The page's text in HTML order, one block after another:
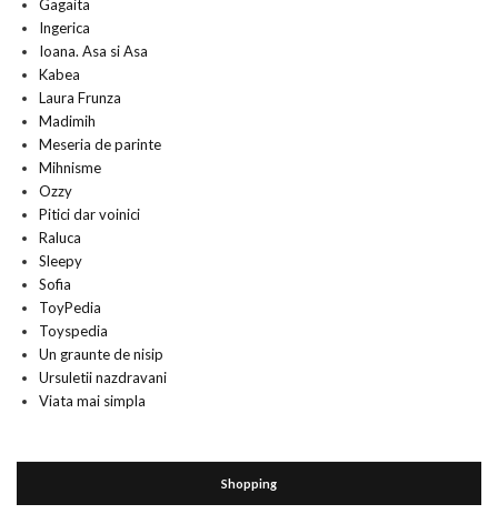
Gagaita
Ingerica
Ioana. Asa si Asa
Kabea
Laura Frunza
Madimih
Meseria de parinte
Mihnisme
Ozzy
Pitici dar voinici
Raluca
Sleepy
Sofia
ToyPedia
Toyspedia
Un graunte de nisip
Ursuletii nazdravani
Viata mai simpla
Shopping